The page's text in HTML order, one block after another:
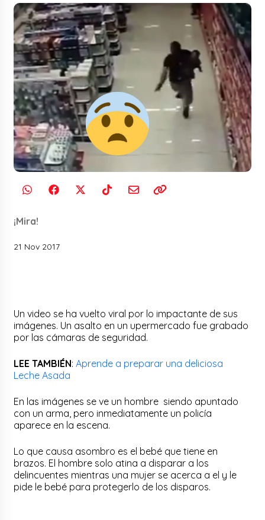
¡Mira!
21 Nov 2017
Un video se ha vuelto viral por lo impactante de sus
imágenes. Un asalto en un upermercado fue grabado
por las cámaras de seguridad.
LEE TAMBIÉN:Aprende a preparar una deliciosa
Leche Asada
En las imágenes se ve un hombre siendo apuntado
con un arma, pero inmediatamente un policía
aparece en la escena.
Lo que causa asombro es el bebé que tiene en
brazos. El hombre solo atina a disparar a los
delincuentes mientras una mujer se acerca a el y le
pide le bebé para protegerlo de los disparos.